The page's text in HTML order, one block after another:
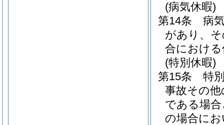
(病気休暇)
第14条
病
があり、
合におけ
(特別休暇)
第15条
特
事故その
である場
の場合に